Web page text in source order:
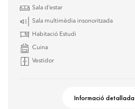
Sala d’estar
Sala multimèdia insonoritzada
Habitació Estudi
Cuina
Vestidor
Informació detallada